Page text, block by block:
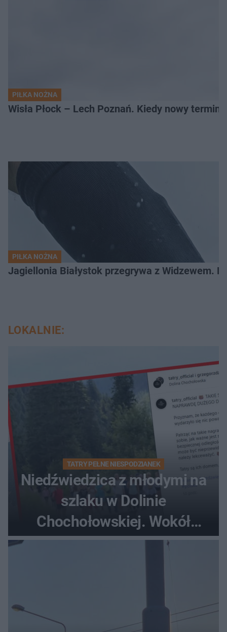
PIŁKA NOŻNA
Wisła Płock – Lech Poznań. Kiedy nowy termin
PIŁKA NOŻNA
Jagiellonia Białystok przegrywa z Widzewem.
LOKALNIE:
TATRY PEŁNE NIESPODZIANEK
Niedźwiedzica z młodymi na
szlaku w Dolinie
Chochołowskiej. Wokół